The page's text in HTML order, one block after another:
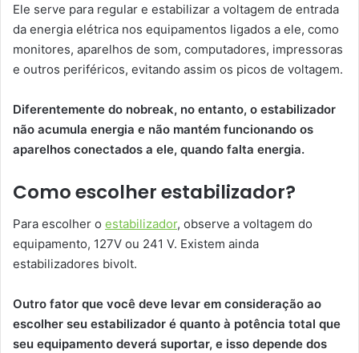
Ele serve para regular e estabilizar a voltagem de entrada
da energia elétrica nos equipamentos ligados a ele, como
monitores, aparelhos de som, computadores, impressoras
e outros periféricos, evitando assim os picos de voltagem.
Diferentemente do nobreak, no entanto, o estabilizador
não acumula energia e não mantém funcionando os
aparelhos conectados a ele, quando falta energia.
Como escolher estabilizador?
Para escolher o estabilizador, observe a voltagem do
equipamento, 127V ou 241 V. Existem ainda
estabilizadores bivolt.
Outro fator que você deve levar em consideração ao
escolher seu estabilizador é quanto à potência total que
seu equipamento deverá suportar, e isso depende dos